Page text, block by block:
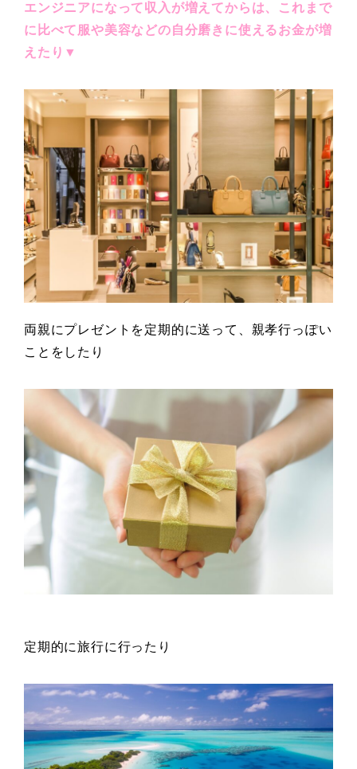
エンジニアになって収入が増えてからは、これまで
に比べて服や美容などの自分磨きに使えるお金が増
えたり▼
両親にプレゼントを定期的に送って、親孝行っぽい
ことをしたり
定期的に旅行に行ったり